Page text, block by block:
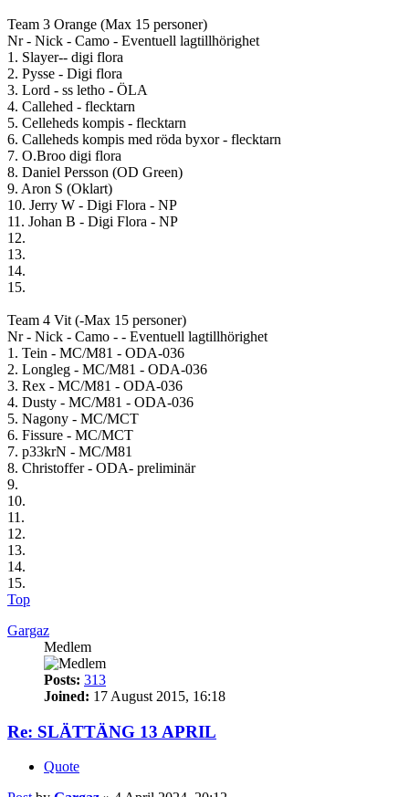
Team 3 Orange (Max 15 personer)
Nr - Nick - Camo - Eventuell lagtillhörighet
1. Slayer-- digi flora
2. Pysse - Digi flora
3. Lord - ss letho - ÖLA
4. Callehed - flecktarn
5. Celleheds kompis - flecktarn
6. Calleheds kompis med röda byxor - flecktarn
7. O.Broo digi flora
8. Daniel Persson (OD Green)
9. Aron S (Oklart)
10. Jerry W - Digi Flora - NP
11. Johan B - Digi Flora - NP
12.
13.
14.
15.
Team 4 Vit (-Max 15 personer)
Nr - Nick - Camo - - Eventuell lagtillhörighet
1. Tein - MC/M81 - ODA-036
2. Longleg - MC/M81 - ODA-036
3. Rex - MC/M81 - ODA-036
4. Dusty - MC/M81 - ODA-036
5. Nagony - MC/MCT
6. Fissure - MC/MCT
7. p33krN - MC/M81
8. Christoffer - ODA- preliminär
9.
10.
11.
12.
13.
14.
15.
Top
Gargaz
Medlem
Posts: 313
Joined: 17 August 2015, 16:18
Re: SLÄTTÄNG 13 APRIL
Quote